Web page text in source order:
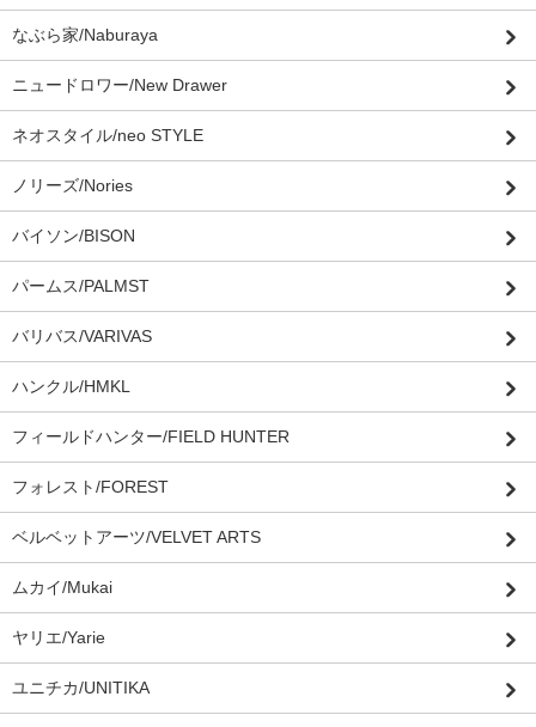
なぶら家/Naburaya
ニュードロワー/New Drawer
ネオスタイル/neo STYLE
ノリーズ/Nories
バイソン/BISON
パームス/PALMST
バリバス/VARIVAS
ハンクル/HMKL
フィールドハンター/FIELD HUNTER
フォレスト/FOREST
ベルベットアーツ/VELVET ARTS
ムカイ/Mukai
ヤリエ/Yarie
ユニチカ/UNITIKA